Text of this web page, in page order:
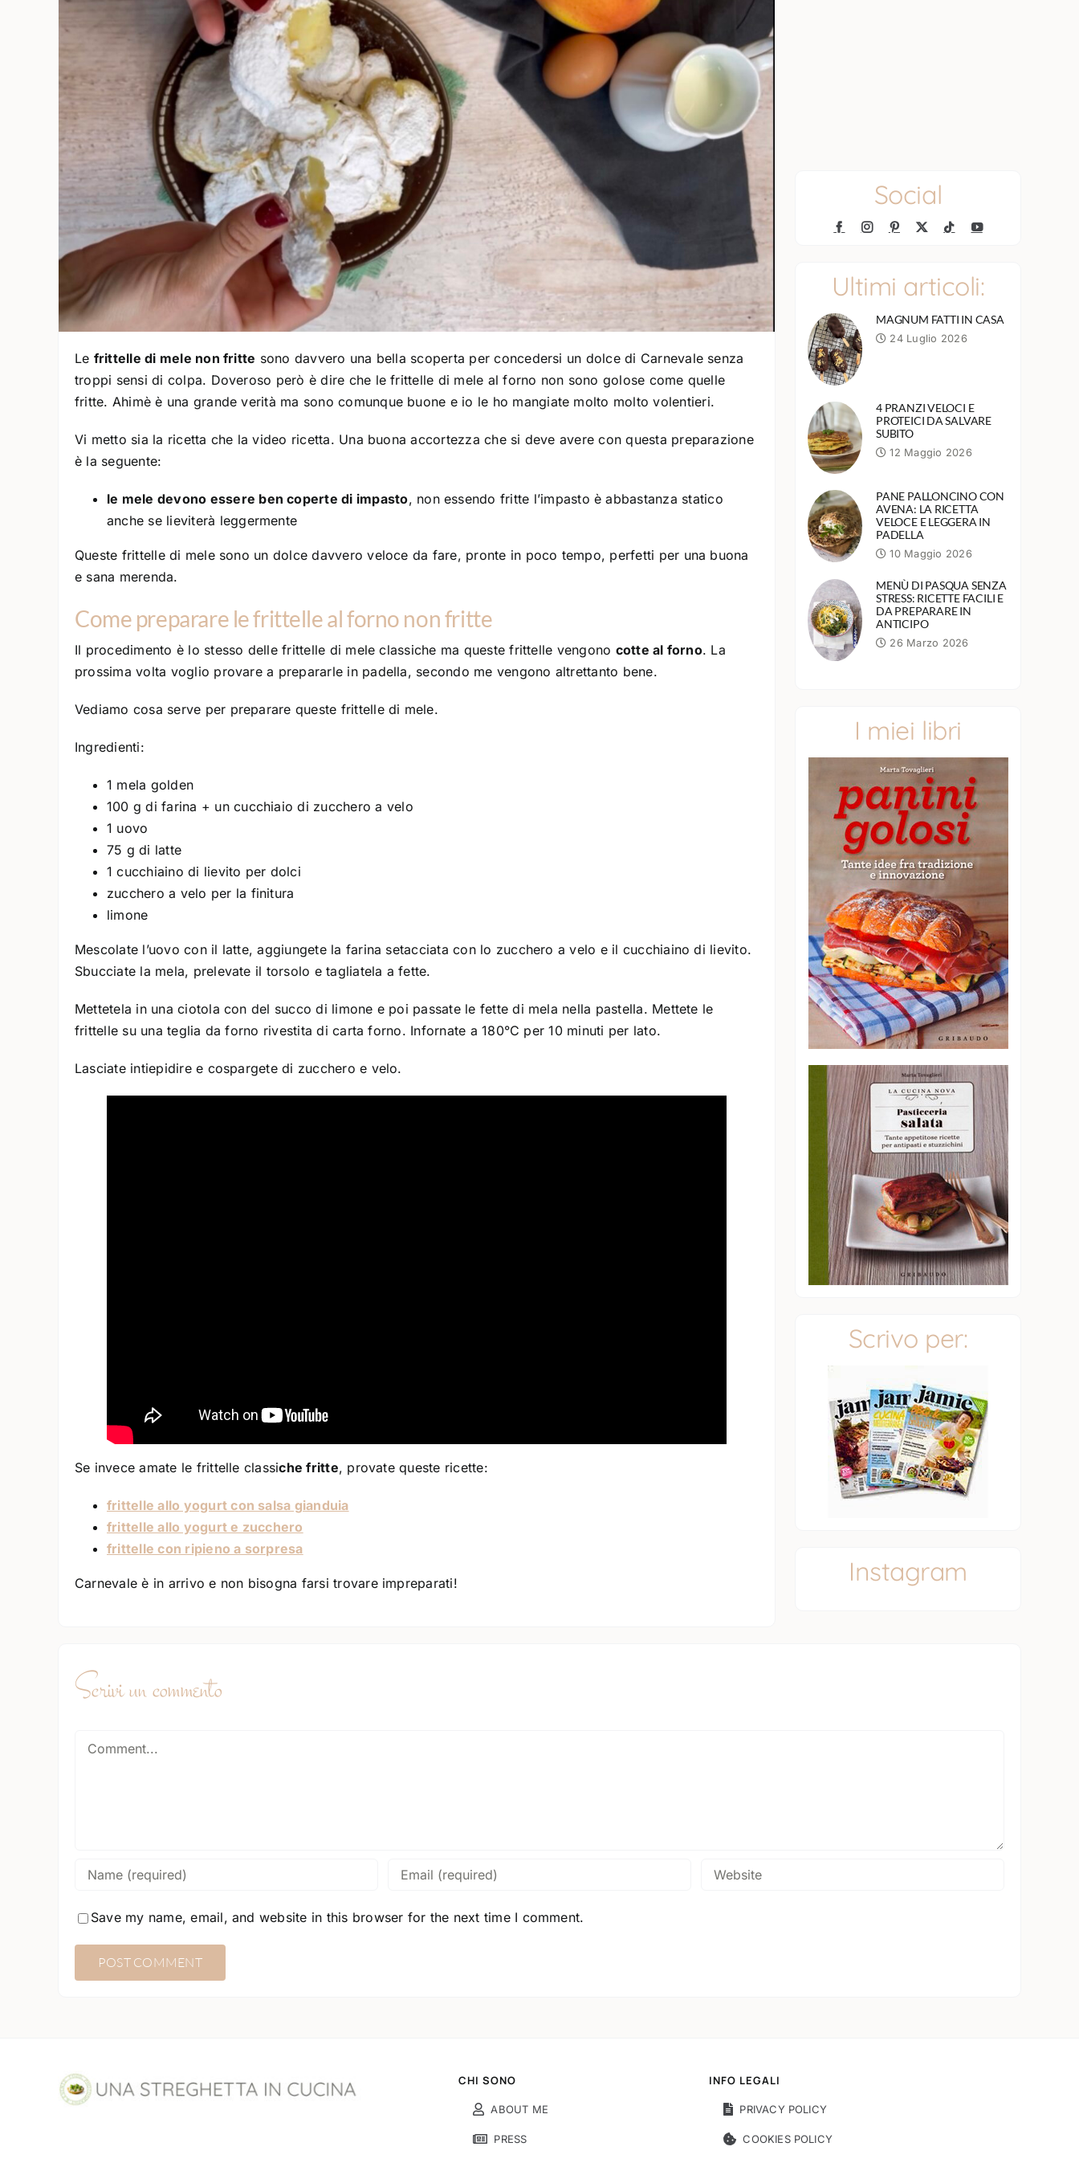
Le frittelle di mele non fritte sono davvero una bella scoperta per concedersi un dolce di Carnevale senza
troppi sensi di colpa. Doveroso però è dire che le frittelle di mele al forno non sono golose come quelle
fritte. Ahimè è una grande verità ma sono comunque buone e io le ho mangiate molto molto volentieri.
Vi metto sia la ricetta che la video ricetta. Una buona accortezza che si deve avere con questa preparazione
è la seguente:
le mele devono essere ben coperte di impasto, non essendo fritte l’impasto è abbastanza statico
anche se lieviterà leggermente
Queste frittelle di mele sono un dolce davvero veloce da fare, pronte in poco tempo, perfetti per una buona
e sana merenda.
Come preparare le frittelle al forno non fritte
Il procedimento è lo stesso delle frittelle di mele classiche ma queste frittelle vengono cotte al forno. La
prossima volta voglio provare a prepararle in padella, secondo me vengono altrettanto bene.
Vediamo cosa serve per preparare queste frittelle di mele.
Ingredienti:
1 mela golden
100 g di farina + un cucchiaio di zucchero a velo
1 uovo
75 g di latte
1 cucchiaino di lievito per dolci
zucchero a velo per la finitura
limone
Mescolate l’uovo con il latte, aggiungete la farina setacciata con lo zucchero a velo e il cucchiaino di lievito.
Sbucciate la mela, prelevate il torsolo e tagliatela a fette.
Mettetela in una ciotola con del succo di limone e poi passate le fette di mela nella pastella. Mettete le
frittelle su una teglia da forno rivestita di carta forno. Infornate a 180°C per 10 minuti per lato.
Lasciate intiepidire e cospargete di zucchero e velo.
Se invece amate le frittelle classiche fritte, provate queste ricette:
frittelle allo yogurt con salsa gianduia
frittelle allo yogurt e zucchero
frittelle con ripieno a sorpresa
Carnevale è in arrivo e non bisogna farsi trovare impreparati!
Social
Ultimi articoli:
MAGNUM FATTI IN CASA
24 Luglio 2026
4 PRANZI VELOCI E
PROTEICI DA SALVARE
SUBITO
12 Maggio 2026
PANE PALLONCINO CON
AVENA: LA RICETTA
VELOCE E LEGGERA IN
PADELLA
10 Maggio 2026
MENÙ DI PASQUA SENZA
STRESS: RICETTE FACILI E
DA PREPARARE IN
ANTICIPO
26 Marzo 2026
I miei libri
Scrivo per:
Instagram
Scrivi un commento
Save my name, email, and website in this browser for the next time I comment.
CHI SONO
ABOUT ME
PRESS
INFO LEGALI
PRIVACY POLICY
COOKIES POLICY